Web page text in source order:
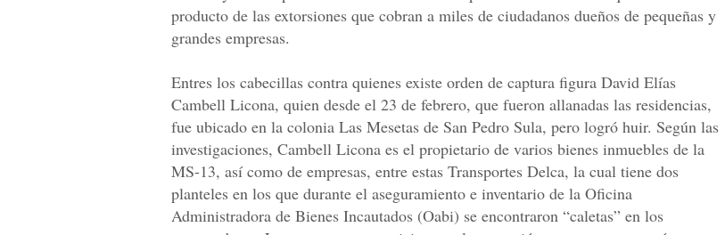
producto de las extorsiones que cobran a miles de ciudadanos dueños de pequeñas y
grandes empresas.
Entres los cabecillas contra quienes existe orden de captura figura David Elías
Cambell Licona, quien desde el 23 de febrero, que fueron allanadas las residencias,
fue ubicado en la colonia Las Mesetas de San Pedro Sula, pero logró huir. Según las
investigaciones, Cambell Licona es el propietario de varios bienes inmuebles de la
MS-13, así como de empresas, entre estas Transportes Delca, la cual tiene dos
planteles en los que durante el aseguramiento e inventario de la Oficina
Administradora de Bienes Incautados (Oabi) se encontraron “caletas” en los